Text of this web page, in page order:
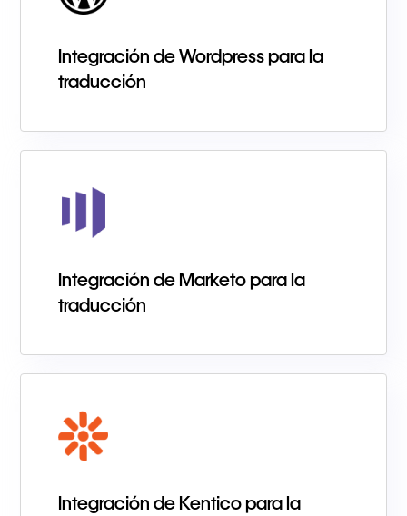
Integración de Wordpress para la
traducción
Integración de Marketo para la
traducción
Integración de Kentico para la